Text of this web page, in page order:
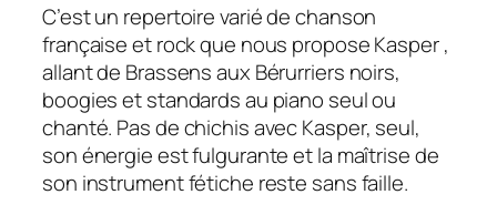
C’est un repertoire varié de chanson
française et rock que nous propose Kasper ,
allant de Brassens aux Bérurriers noirs,
boogies et standards au piano seul ou
chanté. Pas de chichis avec Kasper, seul,
son énergie est fulgurante et la maîtrise de
son instrument fétiche reste sans faille.